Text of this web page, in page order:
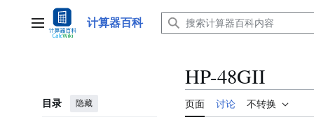
主菜单 计算器百科
目录 隐藏
HP-48GII
页面 讨论 不转换